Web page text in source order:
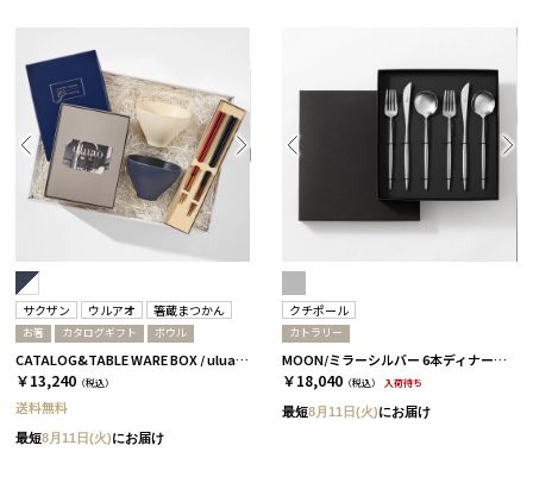
サクザン ウルアオ 箸蔵まつかん
お箸 カタログギフト ボウル
CATALOG&TABLE WARE BOX / uluao / ネイビー&ホワイト / 全5種 アウレリアーナ
￥13,240 （税込）
送料無料
最短8月11日(火)にお届け
クチポール
カトラリー
MOON/ミラーシルバー 6本ディナーセット［クチポール］
￥18,040 （税込） 入荷待ち
最短8月11日(火)にお届け